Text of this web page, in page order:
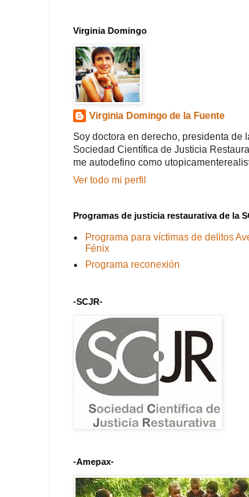
Virginia Domingo
Virginia Domingo de la Fuente
Soy doctora en derecho, presidenta de
Sociedad Científica de Justicia
me autodefino como
Ver todo mi perfil
Programas de justicia restaurativa de la
Programa para víctimas de delitos
Fénix
Programa reconexión
-SCJR-
-Amepax-